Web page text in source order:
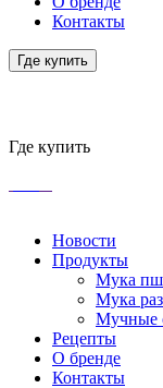
Контакты
Где купить
Где купить
Новости
Продукты
Мука
Мука
Мучные
Рецепты
О бренде
Контакты